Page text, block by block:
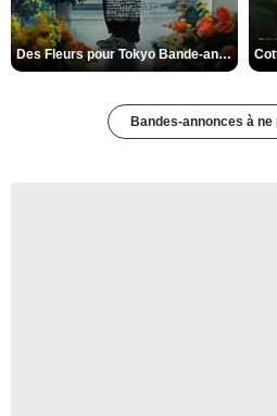
Des Fleurs pour Tokyo Bande-annonce VO STFR
Bandes-annonces à ne